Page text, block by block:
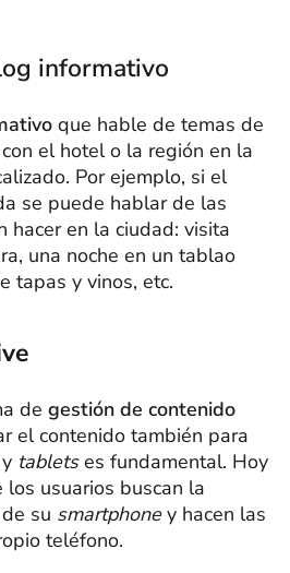
informativo
que hable de temas de
el hotel o la región en la
Por ejemplo, si el
se puede hablar de las
hacer en la ciudad: visita
una noche en un tablao
tapas y vinos, etc.
de gestión de contenido
el contenido también para
tabletses fundamental. Hoy
usuarios buscan la
su smartphoney hacen las
teléfono.